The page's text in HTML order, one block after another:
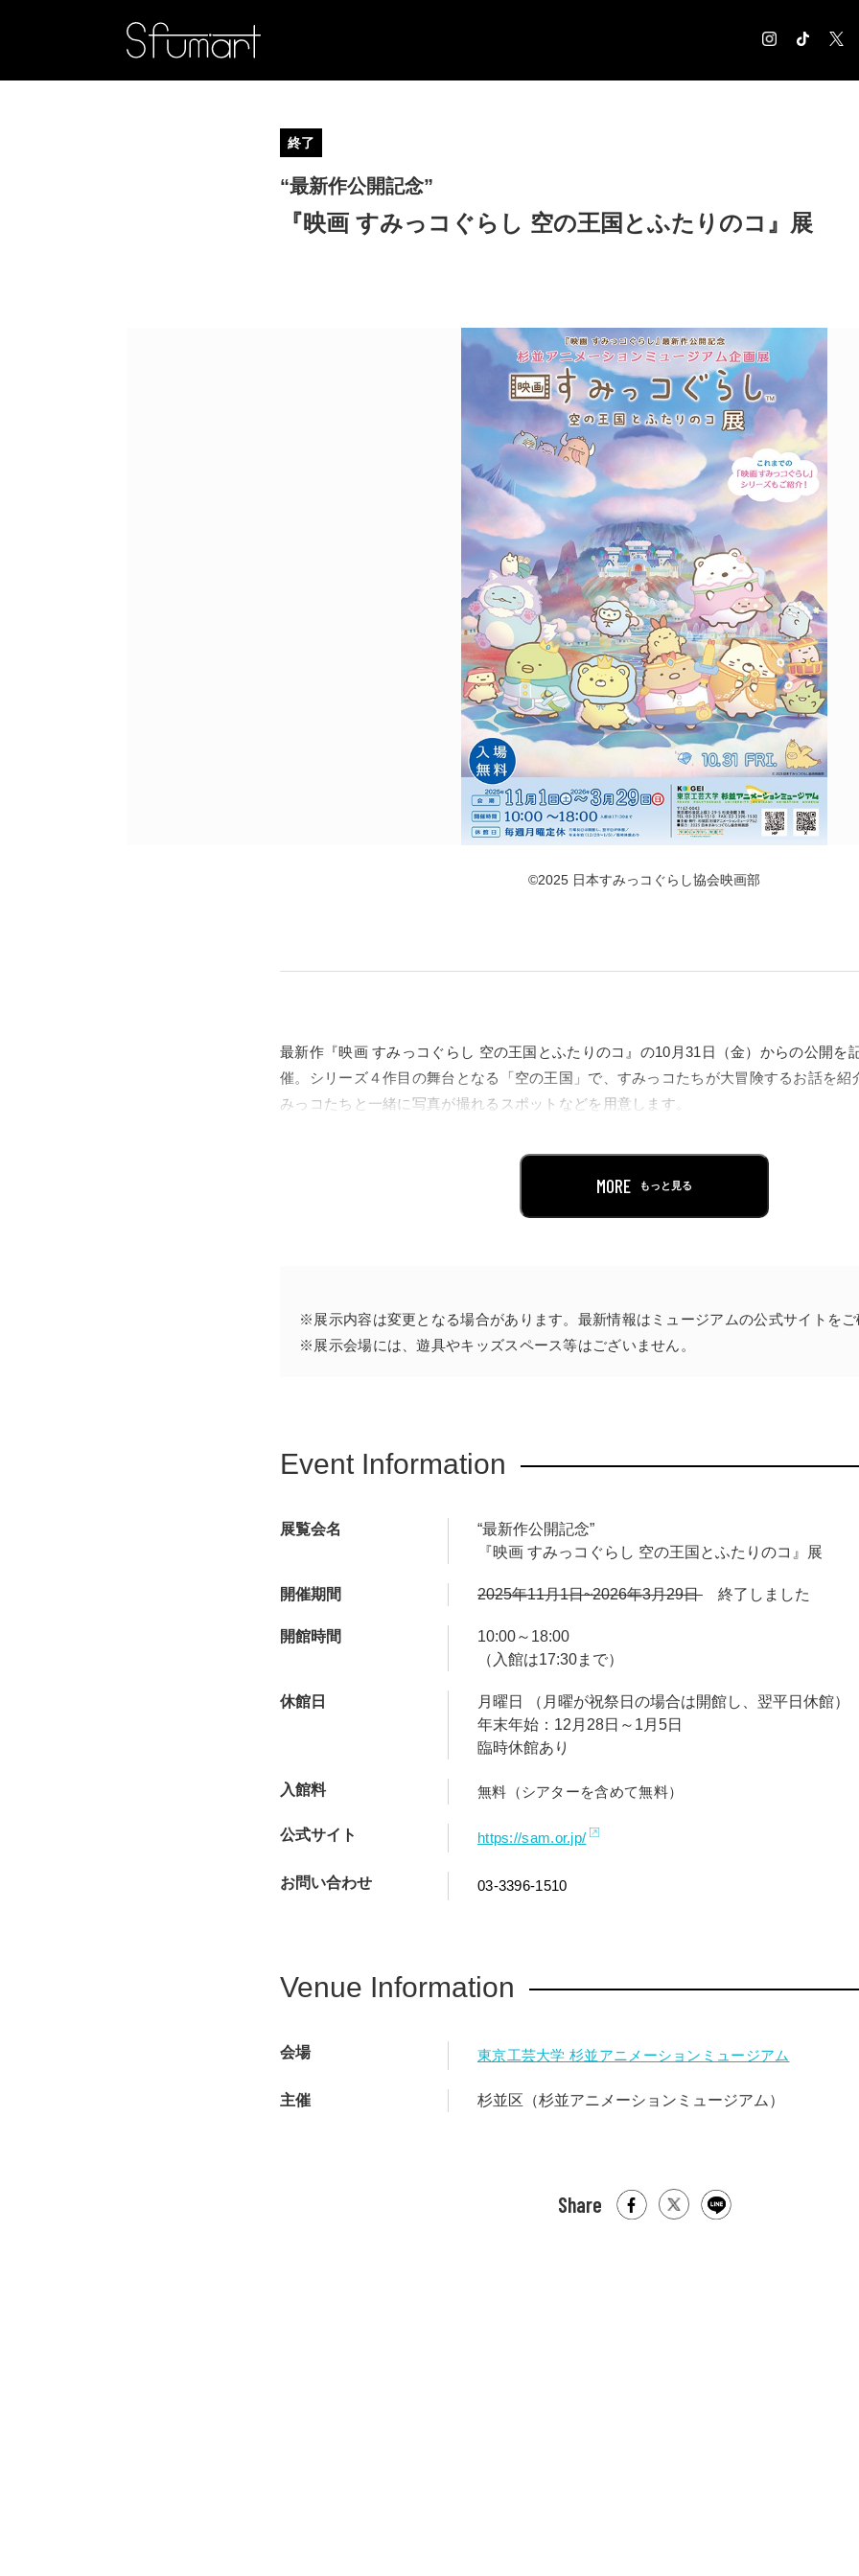
MUSEUM
CONTACT お問合せ
POLICY COMPANY
終了
“最新作公開記念”
『映画 すみっコぐらし 空の王国とふたりのコ』展
©2025 日本すみっコぐらし協会映画部
最新作『映画 すみっコぐらし 空の王国とふたりのコ』の10月31日（金）からの公開を
催。シリーズ４作目の舞台となる「空の王国」で、すみっコたちが大冒険するお話を紹
みっコたちと一緒に写真が撮れるスポットなどを用意します。
また、映画作品に欠かせない「美術設定画」を特別に展示。2019年、2021年、2023年
みっコぐらし』のストーリーも紹介します。ここでしか見られない貴重な資料も公開さ
MORE もっと見る
※展示内容は変更となる場合があります。最新情報はミュ ージアムの公式サイトをご
※展示会場には、遊具やキッズスペース等はございません。
Event Information
展覧会名
“最新作公開記念”
『映画 すみっコぐらし 空の王国とふたりのコ』展
開催期間 2025年11月1日~2026年3月29日 終了しました
開館時間
10:00～18:00
（入館は17:30まで）
休館日
月曜日 （月曜が祝祭日の場合は開館し、翌平日休館）
年末年始：12月28日～1月5日
臨時休館あり
入館料 無料（シアターを含めて無料）
公式サイト https://sam.or.jp/
お問い合わせ 03-3396-1510
Venue Information
会場 東京工芸大学 杉並アニメーションミュージアム
主催 杉並区（杉並アニメーションミュージアム）
Share